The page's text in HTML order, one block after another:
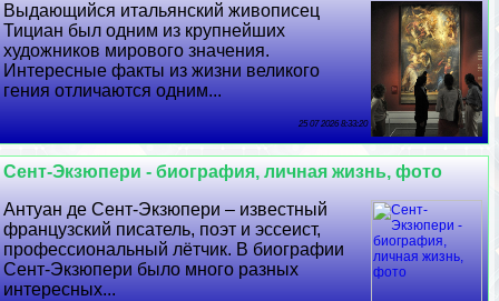
Выдающийся итальянский живописец
Тициан был одним из крупнейших
художников мирового значения.
Интересные факты из жизни великого
гения отличаются одним...
25 07 2026 8:33:20
Сент-Экзюпери - биография, личная жизнь, фото
Антуан де Сент-Экзюпери – известный
французский писатель, поэт и эссеист,
профессиональный лётчик. В биографии
Сент-Экзюпери было много разных
интересных...